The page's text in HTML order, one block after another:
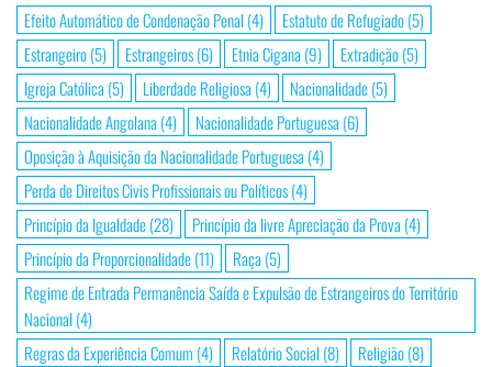
Efeito Automático de Condenação Penal (4) Estatuto de Refugiado(5)
Estrangeiro(5) Estrangeiros(6) Etnia Cigana (9) Extradição(5)
Igreja Católica (5) Liberdade Religiosa (4) Nacionalidade(5)
Nacionalidade Angolana (4) Nacionalidade Portuguesa (6)
Oposição à Aquisição da Nacionalidade Portuguesa (4)
Perda de Direitos Civis Profissionais ou Políticos(4)
Princípio da Igualdade(28) Princípio da livre Apreciação da Prova (4)
Princípio da Proporcionalidade(11) Raça (5)
Regime de Entrada Permanência Saída e Expulsão de Estrangeiros do Território
Nacional (4)
Regras da Experiência Comum (4) Relatório Social (8) Religião(8)